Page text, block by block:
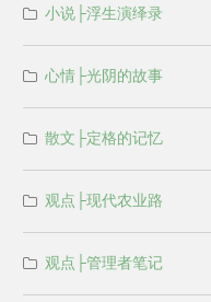
小说├浮生演绎录
心情├光阴的故事
散文├定格的记忆
观点├现代农业路
观点├管理者笔记